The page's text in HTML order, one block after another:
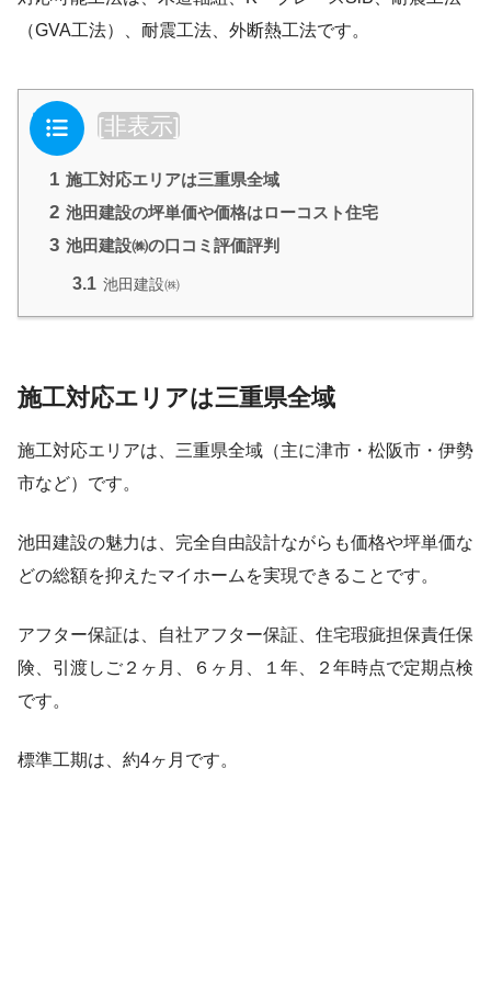
（GVA工法）、耐震工法、外断熱工法です。
目次 [非表示]
1 施工対応エリアは三重県全域
2 池田建設の坪単価や価格はローコスト住宅
3 池田建設㈱の口コミ評価評判
3.1 池田建設㈱
施工対応エリアは三重県全域
施工対応エリアは、三重県全域（主に津市・松阪市・伊勢
市など）です。
池田建設の魅力は、完全自由設計ながらも価格や坪単価な
どの総額を抑えたマイホームを実現できることです。
アフター保証は、自社アフター保証、住宅瑕疵担保責任保
険、引渡しご２ヶ月、６ヶ月、１年、２年時点で定期点検
です。
標準工期は、約4ヶ月です。